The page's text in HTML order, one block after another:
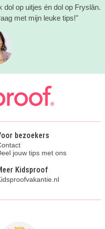
op uitjes én dol op Fryslân.
met mijn leuke tips!"
bezoekers
jouw tips met ons
Kidsproof